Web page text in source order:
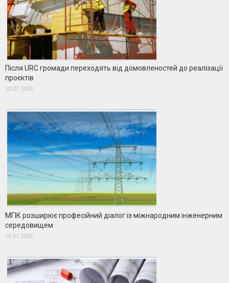
Після URC громади переходять від домовленостей до реалізації
проєктів
22.07.2026
МГІК розширює професійний діалог із міжнародним інженерним
середовищем
16.07.2026